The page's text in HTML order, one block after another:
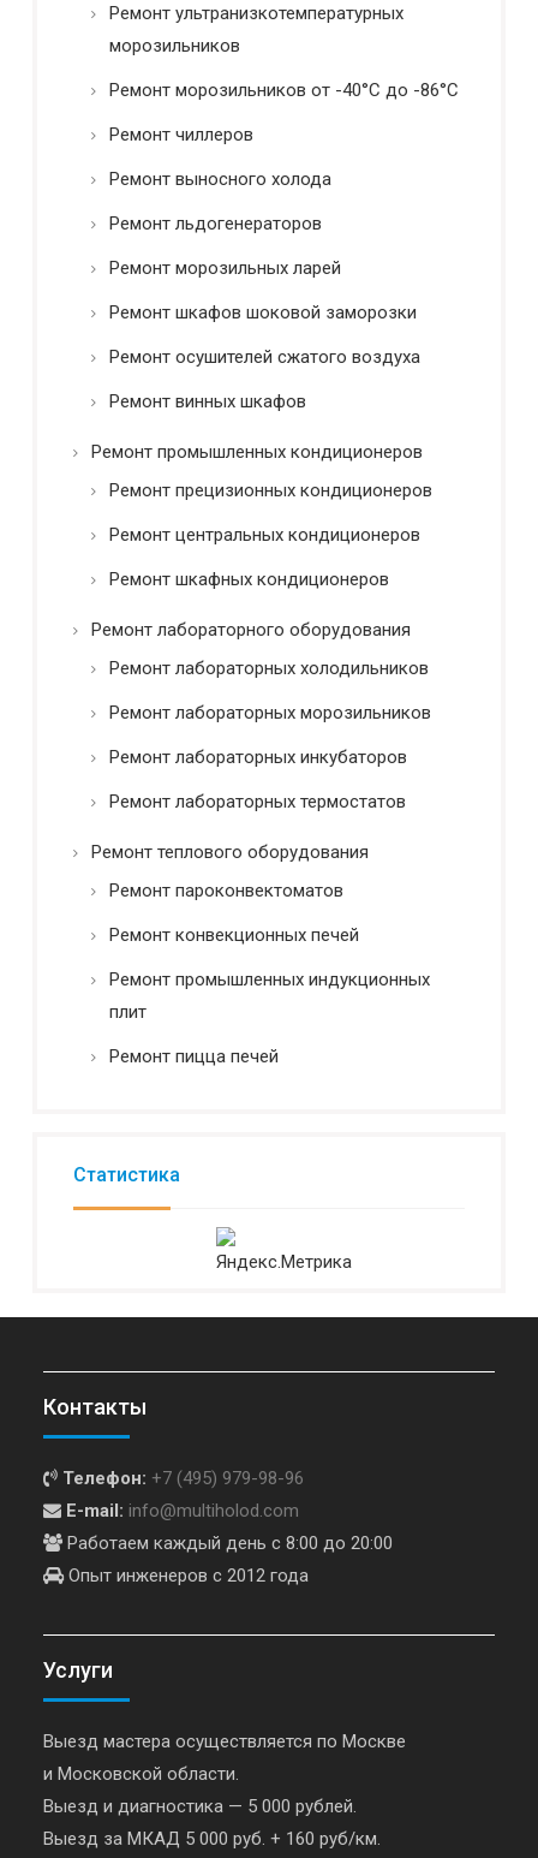
Ремонт ультранизкотемпературных
морозильников
Ремонт морозильников от -40°C до -86°C
Ремонт чиллеров
Ремонт выносного холода
Ремонт льдогенераторов
Ремонт морозильных ларей
Ремонт шкафов шоковой заморозки
Ремонт осушителей сжатого воздуха
Ремонт винных шкафов
Ремонт промышленных кондиционеров
Ремонт прецизионных кондиционеров
Ремонт центральных кондиционеров
Ремонт шкафных кондиционеров
Ремонт лабораторного оборудования
Ремонт лабораторных холодильников
Ремонт лабораторных морозильников
Ремонт лабораторных инкубаторов
Ремонт лабораторных термостатов
Ремонт теплового оборудования
Ремонт пароконвектоматов
Ремонт конвекционных печей
Ремонт промышленных индукционных
плит
Ремонт пицца печей
Статистика
Контакты
Телефон: +7 (495) 979-98-96
E-mail: info@multiholod.com
Работаем каждый день с 8:00 до 20:00
Опыт инженеров с 2012 года
Услуги
Выезд мастера осуществляется по Москве
и Московской области.
Выезд и диагностика — 5 000 рублей.
Выезд за МКАД 5 000 руб. + 160 руб/км.